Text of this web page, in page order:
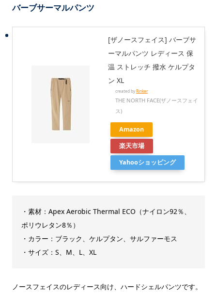
バーブサーマルパンツ
[ザノースフェイス] バーブサ
ーマルパンツ レディース 保
温 ストレッチ 撥水 ケルプタ
ン XL
created byRinker
THE NORTH FACE(ザノースフェイ
ス)
Amazon
楽天市場
Yahooショッピング
・素材：Apex Aerobic Thermal ECO（ナイロン92％、
ポリウレタン8％）
・カラー：ブラック、ケルプタン、サルファーモス
・サイズ：S、M、L、XL
ノースフェイスのレディース向け、ハードシェルパンツです。